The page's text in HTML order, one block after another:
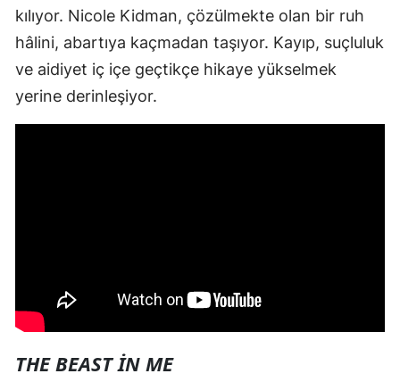
kılıyor. Nicole Kidman, çözülmekte olan bir ruh
hâlini, abartıya kaçmadan taşıyor. Kayıp, suçluluk
ve aidiyet iç içe geçtikçe hikaye yükselmek
yerine derinleşiyor.
THE BEAST IN ME